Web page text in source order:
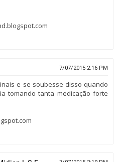
7/07/2015 2:16 PM
e se soubesse disso quando
tomando tanta medicação forte